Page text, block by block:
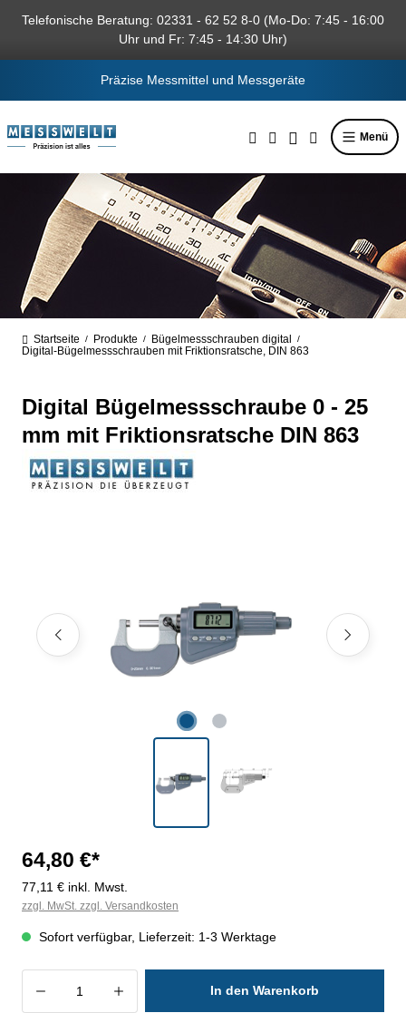
springen
Telefonische Beratung: 02331 - 62 52 8-0 (Mo-Do: 7:45 - 16:00
Uhr und Fr: 7:45 - 14:30 Uhr)
Präzise Messmittel und Messgeräte
Menü
Startseite / Produkte / Bügelmessschrauben digital /
Digital-Bügelmessschrauben mit Friktionsratsche, DIN 863
Digital Bügelmessschraube 0 - 25
mm mit Friktionsratsche DIN 863
64,80 €*
77,11 € inkl. Mwst.
zzgl. MwSt. zzgl. Versandkosten
Sofort verfügbar, Lieferzeit: 1-3 Werktage
Produkt Anzahl: Gib den gewünschten
In den Warenkorb